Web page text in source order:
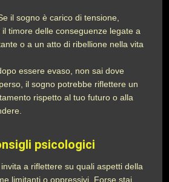
il sogno è carico di tensione,
timore delle conseguenze legate a
o a un atto di ribellione nella vita
essere evaso, non sai dove
il sogno potrebbe riflettere un
rispetto al tuo futuro o alla
psicologici
a riflettere su quali aspetti della
limitanti o oppressivi. Forse stai